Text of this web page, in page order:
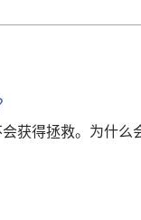
获得拯救。为什么